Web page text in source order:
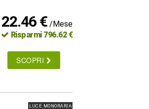
22.46 € /Mese
Risparmi 796.62 €
SCOPRI
LUCE MONORARIA